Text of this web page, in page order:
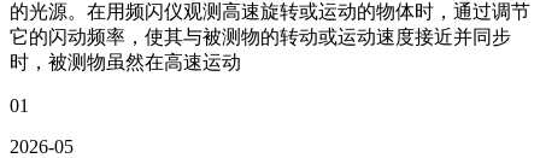
的光源。在用频闪仪观测高速旋转或运动的物体时，通过调节
它的闪动频率，使其与被测物的转动或运动速度接近并同步
时，被测物虽然在高速运动
01
2026-05